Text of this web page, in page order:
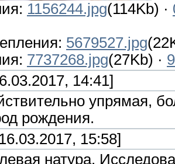
1156244.jpg(114Kb) ·
5679527.jpg
7737268.jpg(27Kb) ·
14:41]
упрямая,
рождения.
15:58]
натура.